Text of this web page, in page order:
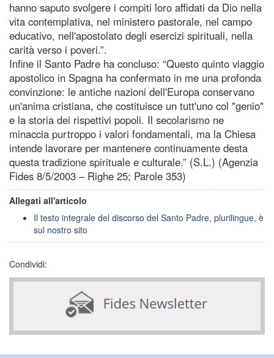
hanno saputo svolgere i compiti loro affidati da Dio nella
vita contemplativa, nel ministero pastorale, nel campo
educativo, nell'apostolato degli esercizi spirituali, nella
carità verso i poveri.”.
Infine il Santo Padre ha concluso: “Questo quinto viaggio
apostolico in Spagna ha confermato in me una profonda
convinzione: le antiche nazioni dell'Europa conservano
un'anima cristiana, che costituisce un tutt'uno col "genio"
e la storia dei rispettivi popoli. Il secolarismo ne
minaccia purtroppo i valori fondamentali, ma la Chiesa
intende lavorare per mantenere continuamente desta
questa tradizione spirituale e culturale.” (S.L.) (Agenzia
Fides 8/5/2003 – Righe 25; Parole 353)
Allegati all'articolo
Il testo integrale del discorso del Santo Padre, plurilingue, è
sul nostro sito
Condividi: